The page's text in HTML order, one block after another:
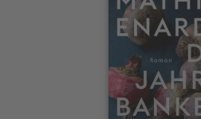
Interaktives